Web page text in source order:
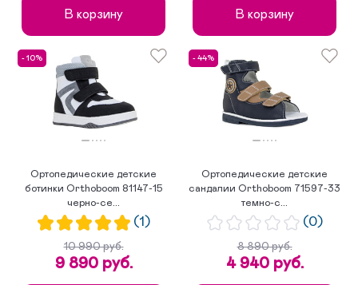
В корзину В корзину
- 10%
Ортопедические детские
ботинки Orthoboom 81147-15
черно-се...
(1)
10 990 руб.
9 890 руб.
- 44%
Ортопедические детские
сандалии Orthoboom 71597-33
темно-с...
(0)
8 890 руб.
4 940 руб.